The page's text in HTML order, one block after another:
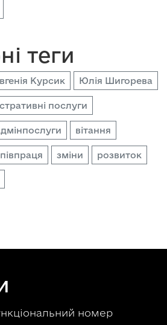
теги
Курсик Юлія Шигорева
послуги
вітання
зміни розвиток
номер